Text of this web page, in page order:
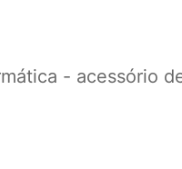
- acessório